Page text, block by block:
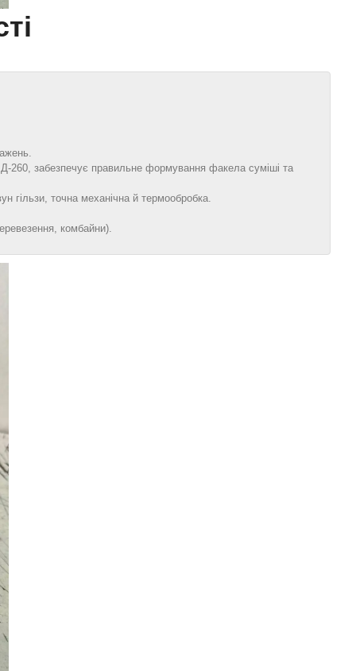
забезпечує правильне формування факела суміші та
гільзи, точна механічна й термообробка.
комбайни).